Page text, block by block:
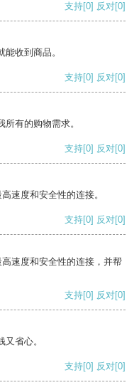
支持[0] 反对[0]
收到商品。
支持[0] 反对[0]
有的购物需求。
支持[0] 反对[0]
速度和安全性的连接。
支持[0] 反对[0]
速度和安全性的连接，并帮
支持[0] 反对[0]
省心。
支持[0] 反对[0]